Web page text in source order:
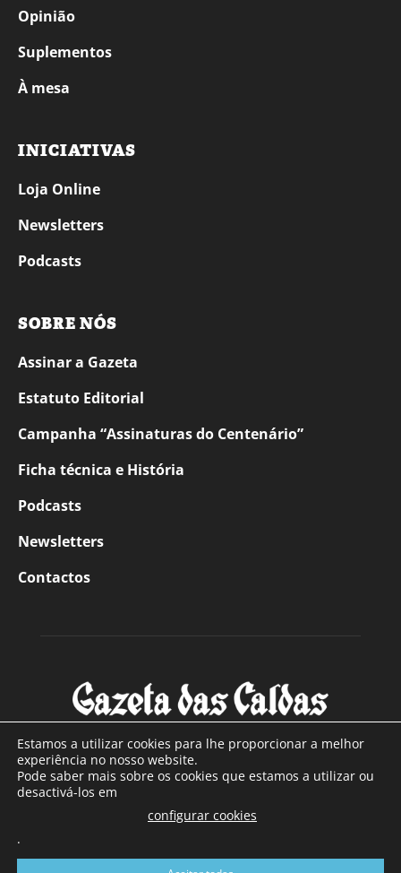
Opinião
Suplementos
À mesa
INICIATIVAS
Loja Online
Newsletters
Podcasts
SOBRE NÓS
Assinar a Gazeta
Estatuto Editorial
Campanha “Assinaturas do Centenário”
Ficha técnica e História
Podcasts
Newsletters
Contactos
SOBRE NÓS
Com sede nas Caldas da Rainha e mais de 90 anos de
a sul de distrito de Leiria, com mais de 40.000 leitores por
Estamos a utilizar cookies para lhe proporcionar a melhor
experiência no nosso website.
Pode saber mais sobre os cookies que estamos a utilizar ou
desactivá-los em
configurar cookies
.